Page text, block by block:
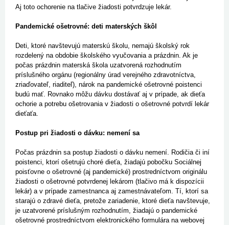
Aj toto ochorenie na tlačive žiadosti potvrdzuje lekár.
Pandemické ošetrovné: deti materských škôl
Deti, ktoré navštevujú materskú školu, nemajú školský rok
rozdelený na obdobie školského vyučovania a prázdnin. Ak je
počas prázdnin materská škola uzatvorená rozhodnutím
príslušného orgánu (regionálny úrad verejného zdravotníctva,
zriaďovateľ, riaditeľ), nárok na pandemické ošetrovné poistenci
budú mať. Rovnako môžu dávku dostávať aj v prípade, ak dieťa
ochorie a potrebu ošetrovania v žiadosti o ošetrovné potvrdí lekár
dieťaťa.
Postup pri žiadosti o dávku: nemení sa
Počas prázdnin sa postup žiadosti o dávku nemení. Rodičia či iní
poistenci, ktorí ošetrujú choré dieťa, žiadajú pobočku Sociálnej
poisťovne o ošetrovné (aj pandemické) prostredníctvom originálu
žiadosti o ošetrovné potvrdenej lekárom (tlačivo má k dispozícii
lekár) a v prípade zamestnanca aj zamestnávateľom. Tí, ktorí sa
starajú o zdravé dieťa, pretože zariadenie, ktoré dieťa navštevuje,
je uzatvorené príslušným rozhodnutím, žiadajú o pandemické
ošetrovné prostredníctvom elektronického formulára na webovej